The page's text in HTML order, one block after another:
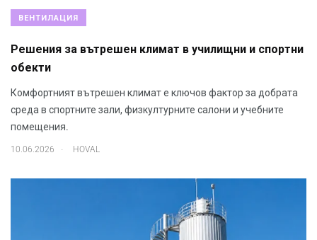
ВЕНТИЛАЦИЯ
Решения за вътрешен климат в училищни и спортни
обекти
Комфортният вътрешен климат е ключов фактор за добрата
среда в спортните зали, физкултурните салони и учебните
помещения.
10.06.2026 . HOVAL